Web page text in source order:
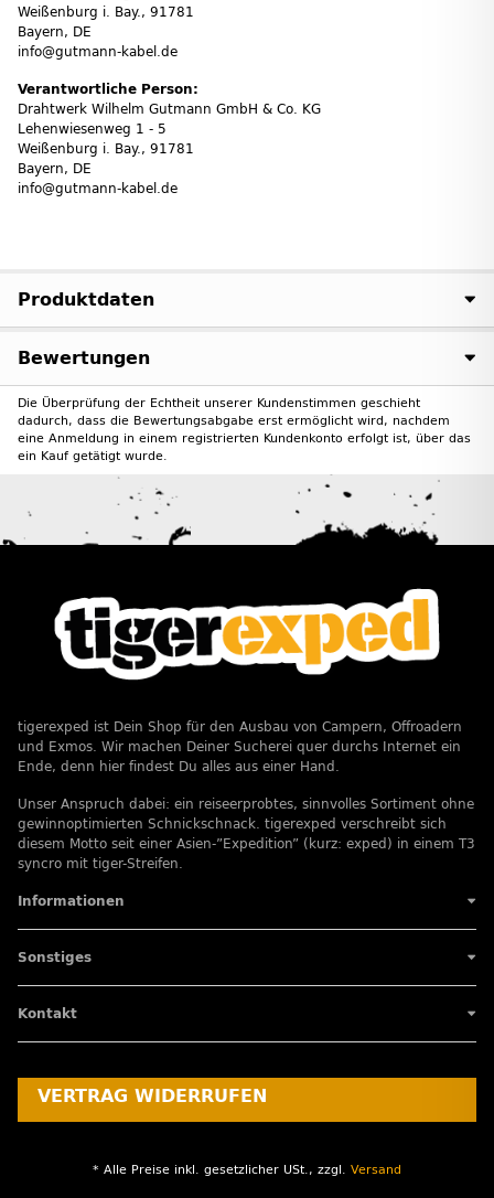
Weißenburg i. Bay., 91781
Bayern, DE
info@gutmann-kabel.de
Verantwortliche Person:
Drahtwerk Wilhelm Gutmann GmbH & Co. KG
Lehenwiesenweg 1 - 5
Weißenburg i. Bay., 91781
Bayern, DE
info@gutmann-kabel.de
Produktdaten
Bewertungen
Die Überprüfung der Echtheit unserer Kundenstimmen geschieht
dadurch, dass die Bewertungsabgabe erst ermöglicht wird, nachdem
eine Anmeldung in einem registrierten Kundenkonto erfolgt ist, über das
ein Kauf getätigt wurde.
tigerexped ist Dein Shop für den Ausbau von Campern, Offroadern
und Exmos. Wir machen Deiner Sucherei quer durchs Internet ein
Ende, denn hier findest Du alles aus einer Hand.
Unser Anspruch dabei: ein reiseerprobtes, sinnvolles Sortiment ohne
gewinnoptimierten Schnickschnack. tigerexped verschreibt sich
diesem Motto seit einer Asien-”Expedition” (kurz: exped) in einem T3
syncro mit tiger-Streifen.
Informationen
Sonstiges
Kontakt
VERTRAG WIDERRUFEN
* Alle Preise inkl. gesetzlicher USt., zzgl. Versand